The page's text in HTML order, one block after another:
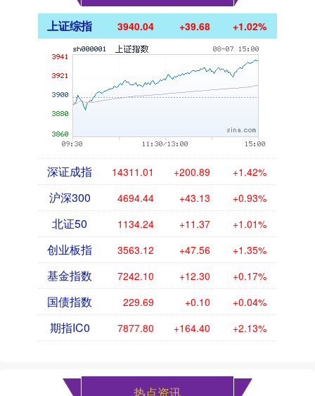
上证综指 3940.04 +39.68 +1.02%
深证成指 14311.01 +200.89 +1.42%
沪深300 4694.44 +43.13 +0.93%
北证50 1134.24 +11.37 +1.01%
创业板指 3563.12 +47.56 +1.35%
基金指数 7242.10 +12.30 +0.17%
国债指数 229.69 +0.10 +0.04%
期指IC0 7877.80 +164.40 +2.13%
热点资讯